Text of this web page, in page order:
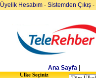
Üyelik Hesabım - Sistemden Çıkış -
Ana Sayfa
Ulke Seçiniz